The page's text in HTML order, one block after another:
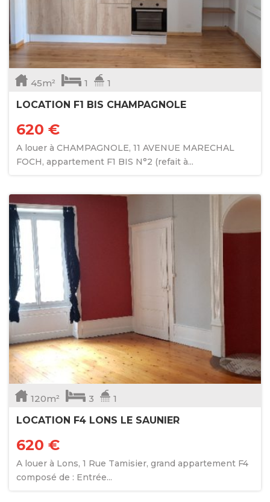
45m² 1
1
LOCATION F1 BIS CHAMPAGNOLE
620 €
A louer à CHAMPAGNOLE, 11 AVENUE MARECHAL
FOCH, appartement F1 BIS N°2 (refait à...
120m² 3
1
LOCATION F4 LONS LE SAUNIER
620 €
A louer à Lons, 1 Rue Tamisier, grand appartement F4
composé de : Entrée...